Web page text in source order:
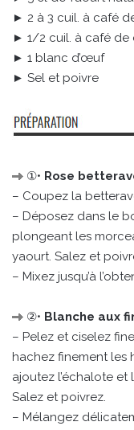
► 2 à 3 cuil. à café
► 1/2 cuil. à café de
► 1 blanc d’œuf
► Sel et poivre
①• Rose
– Coupez la
– Déposez dans le
plongeant les
yaourt. Salez et
– Mixez jusqu’à
②• Blanche aux
– Pelez et ciselez
hachez finement les
ajoutez l’échalote et
Salez et poivrez.
– Mélangez